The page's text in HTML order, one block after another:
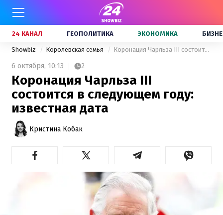
24 КАНАЛ ГЕОПОЛИТИКА ЭКОНОМИКА
Showbiz Королевская семья Коронация Чарльза III состоится в следующем году: известная дата
6 октября, 10:13 2
Коронация Чарльза III
состоится в следующем году:
известная дата
Кристина Кобак